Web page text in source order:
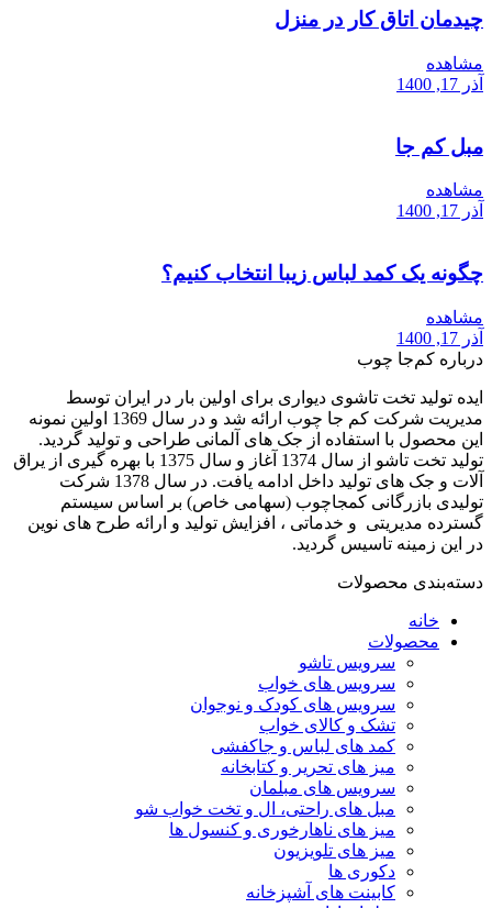
چیدمان اتاق کار در منزل
مشاهده
آذر 17, 1400
مبل کم جا
مشاهده
آذر 17, 1400
چگونه یک کمد لباس زیبا انتخاب کنیم؟
مشاهده
آذر 17, 1400
درباره کم‌جا چوب
ایده تولید تخت تاشوی دیواری برای اولین بار در ایران توسط
مدیریت شرکت کم جا چوب ارائه شد و در سال 1369 اولین نمونه
این محصول با استفاده از جک های آلمانی طراحی و تولید گردید.
تولید تخت تاشو از سال 1374 آغاز و سال 1375 با بهره گیری از یراق
آلات و جک های تولید داخل ادامه یافت. در سال 1378 شرکت
تولیدی بازرگانی کمجاچوب (سهامی خاص) بر اساس سیستم
گسترده مدیریتی و خدماتی ، افزایش تولید و ارائه طرح های نوین
در این زمینه تاسیس گردید.
دسته‌بندی محصولات
خانه
محصولات
سرویس تاشو
سرویس های خواب
سرویس های کودک و نوجوان
تشک و کالای خواب
کمد های لباس و جاکفشی
میز های تحریر و کتابخانه
سرویس های مبلمان
مبل های راحتی، ال و تخت خواب شو
میز های ناهارخوری و کنسول ها
میز های تلویزیون
دکوری ها
کابینت های آشپزخانه